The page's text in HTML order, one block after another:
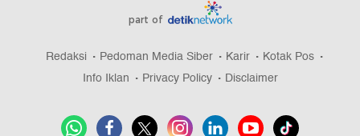
part of
Redaksi Pedoman Media Siber Karir
Kotak Pos
Info Iklan
Privacy Policy Disclaimer